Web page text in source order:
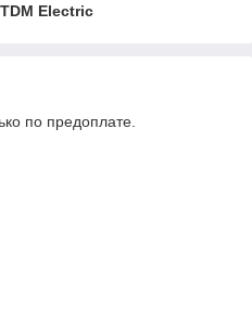
TDM Electric
по предоплате.